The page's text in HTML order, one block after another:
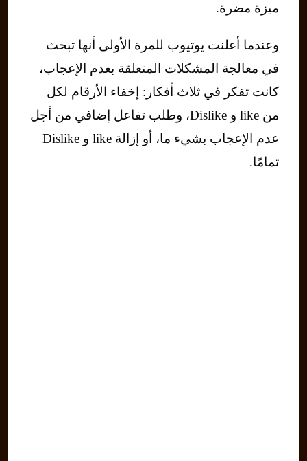
ميزة مضرة.
وعندما أعلنت يوتيوب للمرة الأولى أنها تبحث
في معالجة المشكلات المتعلقة بعدم الإعجاب،
كانت تفكر في ثلاث أفكار: إخفاء الأرقام لكل
من like و Dislike، وطلب تفاعل إضافي من أجل
عدم الإعجاب بشيء ما، أو إزالة like و Dislike
تمامًا.